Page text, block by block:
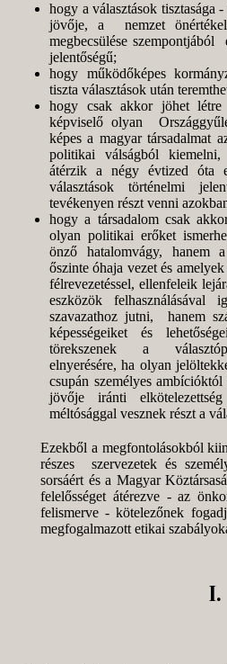
hogy a választások tisztasága
jövője, a nemzet
megbecsülése szempontjából
jelentőségű;
hogy működőképes
tiszta választások után
hogy csak akkor jöhet
képviselő olyan
képes a magyar társadalmat
politikai válságból
átérzik a négy évtized óta
választások történelmi
tevékenyen részt venni
hogy a társadalom csak
olyan politikai erőket
önző hatalomvágy, hanem
őszinte óhaja vezet és
félrevezetéssel, ellenfeleik
eszközök felhasználásával
szavazathoz jutni, hanem
képességeiket és
törekszenek a
elnyerésére, ha olyan
csupán személyes
jövője iránti
méltósággal vesznek részt a
Ezekből a megfontolásokból
részes szervezetek és
sorsáért és a Magyar
felelősséget átérezve - az
felismerve - kötelezőnek
megfogalmazott etikai
I.